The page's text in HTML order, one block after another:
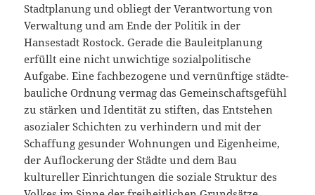
Stadtplanung und obliegt der Verantwortung von
Verwaltung und am Ende der Politik in der
Hansestadt Rostock. Gerade die Bauleitplanung
erfüllt eine nicht unwichtige sozialpolitische
Aufgabe. Eine fachbezogene und vernünftige städte­
bau­liche Ordnung vermag das Gemeinschaftsgefühl
zu stärken und Identität zu stiften, das Entstehen
asozialer Schichten zu verhindern und mit der
Schaffung gesunder Wohnungen und Eigenheime,
der Auflockerung der Städte und dem Bau
kultureller Einrichtungen die soziale Struktur des